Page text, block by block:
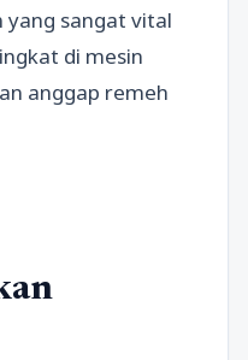
sangat vital
di mesin
anggap remeh